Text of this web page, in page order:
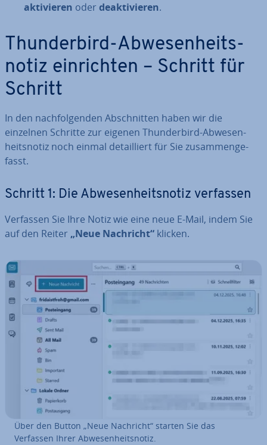
ak­ti­vie­ren oder de­ak­ti­vie­ren.
Thun­der­bird-Ab­we­sen­heits­
no­tiz ein­rich­ten – Schritt für
Schritt
In den nach­fol­gen­den Ab­schnit­ten haben wir die
einzelnen Schritte zur eigenen Thun­der­bird-Ab­we­sen­
heits­no­tiz noch einmal de­tail­liert für Sie zu­sam­men­ge­
fasst.
Schritt 1: Die Ab­we­sen­heits­no­tiz verfassen
Verfassen Sie Ihre Notiz wie eine neue E-Mail, indem Sie
auf den Reiter „Neue Nachricht“ klicken.
Über den Button „Neue Nachricht“ starten Sie das
Verfassen Ihrer Ab­we­sen­heits­no­tiz.